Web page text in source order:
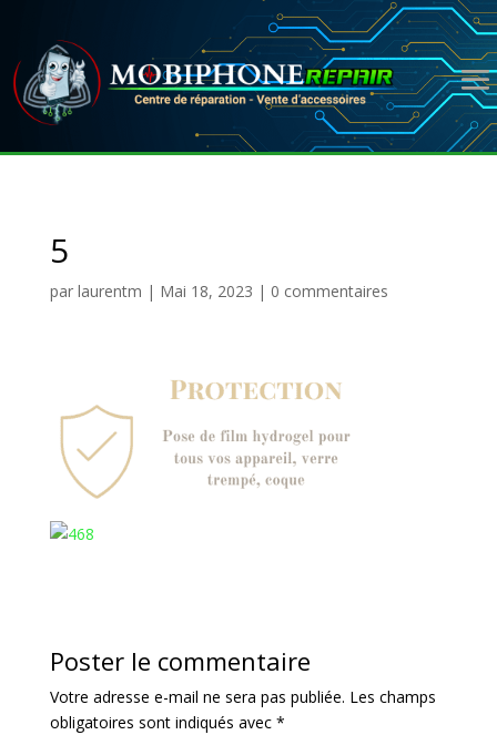
5
par laurentm | Mai 18, 2023 | 0 commentaires
Poster le commentaire
Votre adresse e-mail ne sera pas publiée. Les champs
obligatoires sont indiqués avec *